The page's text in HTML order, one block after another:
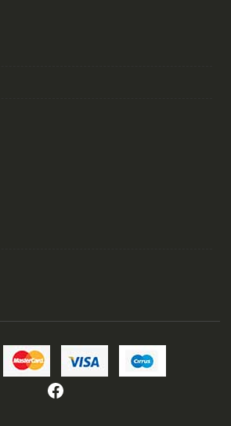
Facebook